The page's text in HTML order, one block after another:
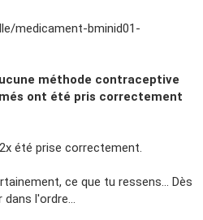
medicament-bminid01-
méthode contraceptive
ont été pris correctement
été prise correctement.
ce que tu ressens... Dès
l'ordre...